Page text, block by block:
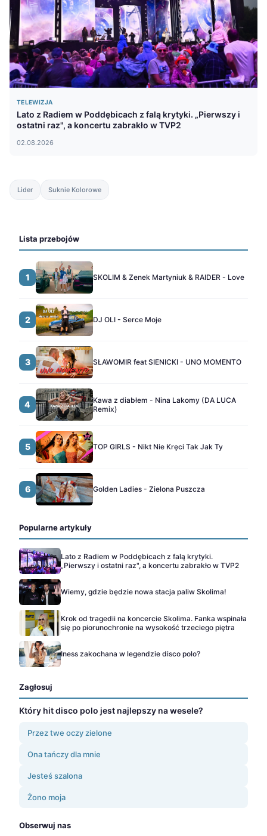
TELEWIZJA
Lato z Radiem w Poddębicach z falą krytyki. „Pierwszy i
ostatni raz", a koncertu zabrakło w TVP2
02.08.2026
Lider Suknie Kolorowe
Lista przebojów
1 SKOLIM & Zenek Martyniuk & RAIDER - Love
2 DJ OLI - Serce Moje
3 SŁAWOMIR feat SIENICKI - UNO MOMENTO
4
Kawa z diabłem - Nina Lakomy (DA LUCA
Remix)
5 TOP GIRLS - Nikt Nie Kręci Tak Jak Ty
6 Golden Ladies - Zielona Puszcza
Popularne artykuły
Lato z Radiem w Poddębicach z falą krytyki.
„Pierwszy i ostatni raz", a koncertu zabrakło w TVP2
Wiemy, gdzie będzie nowa stacja paliw Skolima!
Krok od tragedii na koncercie Skolima. Fanka wspinała
się po piorunochronie na wysokość trzeciego piętra
Iness zakochana w legendzie disco polo?
Zagłosuj
Który hit disco polo jest najlepszy na wesele?
Przez twe oczy zielone
Ona tańczy dla mnie
Jesteś szalona
Żono moja
Obserwuj nas